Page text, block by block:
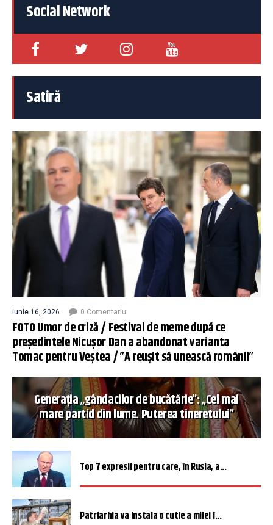
Social Network
Satiră
iunie 16, 2026 0 Comentariu
FOTO Umor de criză / Festival de meme după ce
președintele Nicușor Dan a abandonat varianta
Tomac pentru Veștea / ”A reușit să unească românii”
Generația „gândacilor de bucătărie”: „Cel mai
mare partid din lume. Puterea tineretului”
Top 7 expresii pentru care, în Rusia, a...
Patriarhia va instala o cutie a milei î...